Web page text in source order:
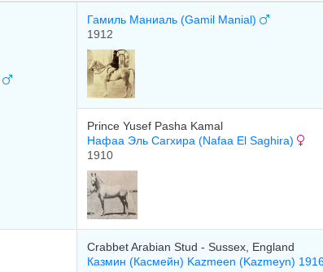
Гамиль Маниаль (Gamil Manial)
1912
Prince Yusef Pasha Kamal
Нафаа Эль Сагхира (Nafaa El Saghira)
1910
Crabbet Arabian Stud - Sussex, England
Казмин (Касмейн) Kazmeen (Kazmeyn)